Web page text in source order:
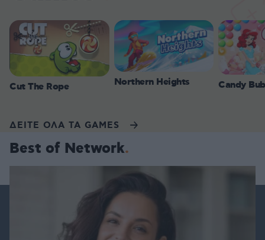
Cut The Rope Northern Heights Candy
ΔΕΙΤΕ ΟΛΑ ΤΑ GAMES
Best of Network